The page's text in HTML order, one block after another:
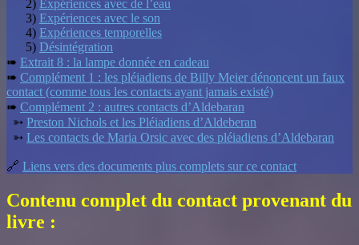
2) Expériences avec de l’eau
3) Expériences avec le son
4) Expériences temporelles
5) Désintégration
➠ Extrait 8 : la lampe donnée en cadeau
➠ Complément 1 : les pléiadiens de Billy Meier dénoncent un faux
contact (comme tous les contacts ayant jamais existé)
➠ Complément 2 : autres contacts d’Aldebaran
➳ Preston Nichols et les Pléiadiens d’Aldeberan
➳ Les contacts de Maria Orsic avec des pléiadiens d’Aldebaran
🔗 Liens vers des documents plus complets sur ce contact
Contenu complet du contact provenant du
livre :